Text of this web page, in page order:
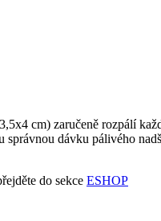
cm) zaručeně rozpálí
správnou dávku pálivého
do sekce ESHOP